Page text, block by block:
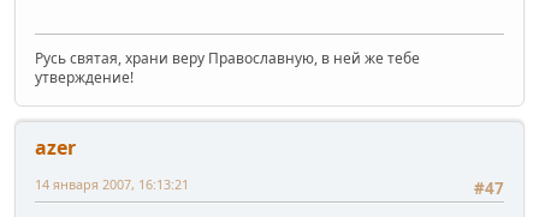
Русь святая, храни веру Православную, в ней же тебе
утверждение!
azer
#47
14 января 2007, 16:13:21